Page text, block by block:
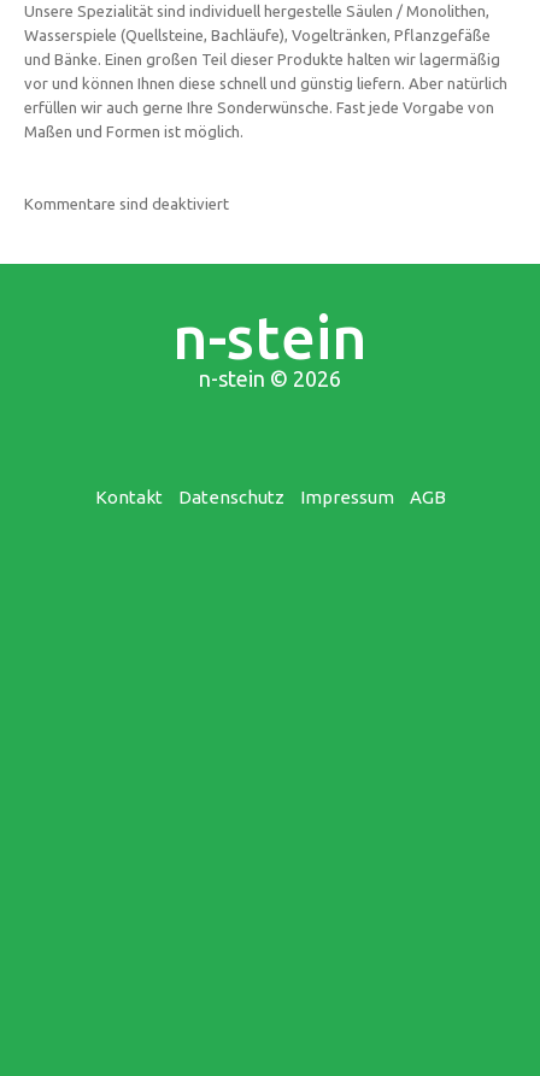
Unsere Spezialität sind individuell hergestelle Säulen / Monolithen,
Wasserspiele (Quellsteine, Bachläufe), Vogeltränken, Pflanzgefäße
und Bänke. Einen großen Teil dieser Produkte halten wir lagermäßig
vor und können Ihnen diese schnell und günstig liefern. Aber natürlich
erfüllen wir auch gerne Ihre Sonderwünsche. Fast jede Vorgabe von
Maßen und Formen ist möglich.
Kommentare sind deaktiviert
n-stein
n-stein © 2026
Kontakt Datenschutz Impressum AGB